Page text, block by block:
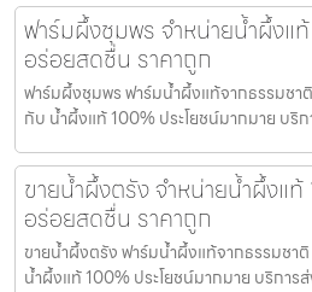
ฟาร์มผึ้งชุมพร จำหน่ายน้ำผึ้งแ
อร่อยสดชื่น ราคาถูก
ฟาร์มผึ้งชุมพร ฟาร์มน้ำผึ้งแท้จากธรรมชา
กับ น้ำผึ้งแท้ 100% ประโยชน์มากมาย บริก
ขายน้ำผึ้งตรัง จำหน่ายน้ำผึ้งแ
อร่อยสดชื่น ราคาถูก
ขายน้ำผึ้งตรัง ฟาร์มน้ำผึ้งแท้จากธรรมชา
น้ำผึ้งแท้ 100% ประโยชน์มากมาย บริการ